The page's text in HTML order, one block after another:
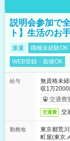
説明会参加で
ト】生活のお
派遣 職種未経験OK
WEB登録・面接OK
給与
無資格未
収1万
交通費
交通費 交
勤務地
東京都荒
町屋(東京